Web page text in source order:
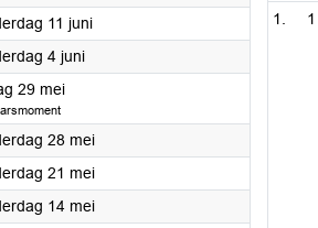
11 juni2026
4 juni2026
29 mei2026
28 mei2026
21 mei2026
14 mei2026
1